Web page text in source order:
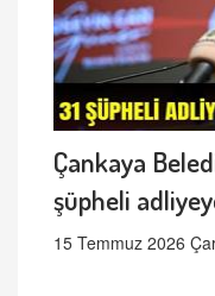
Çankaya
şüpheli
15 Temmuz 2026